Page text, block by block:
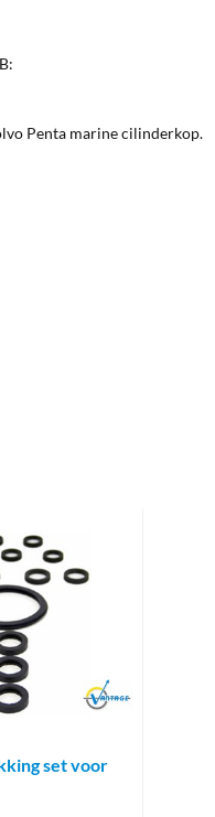
Penta marine cilinderkop.
Brand
set voor